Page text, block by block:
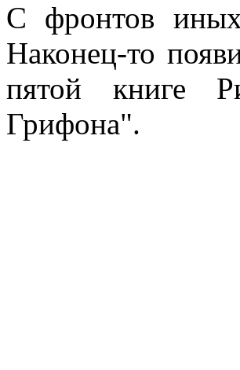
С фронтов
Наконец-то
пятой книге
Грифона".